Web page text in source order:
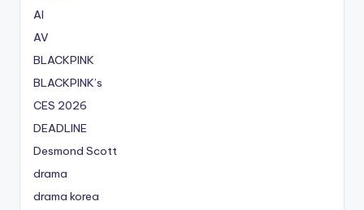
AI
AV
BLACKPINK
BLACKPINK’s
CES 2026
DEADLINE
Desmond Scott
drama
drama korea